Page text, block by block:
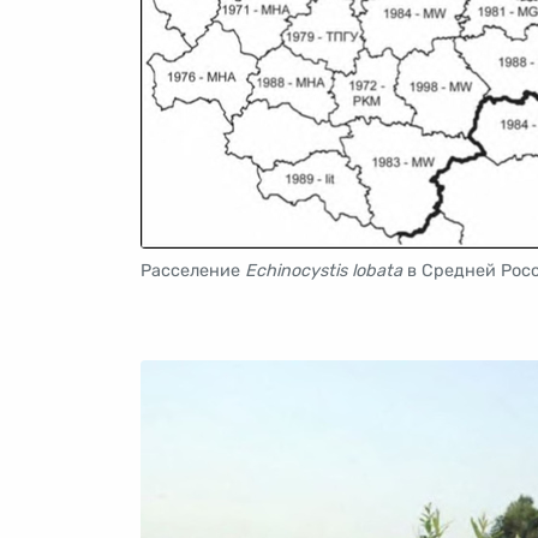
Расселение Echinocystis lobataв Средней